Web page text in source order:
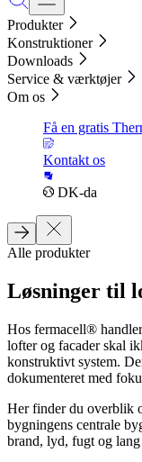
Produkter
Konstruktioner
Downloads
Service & værktøjer
Om os
Få en gratis
Kontakt os
DK-da
Alle produkter
Løsninger til
Hos fermacell®
lofter og facader skal
konstruktivt system.
dokumenteret med
Her finder du overblik
bygningens centrale
brand, lyd, fugt og